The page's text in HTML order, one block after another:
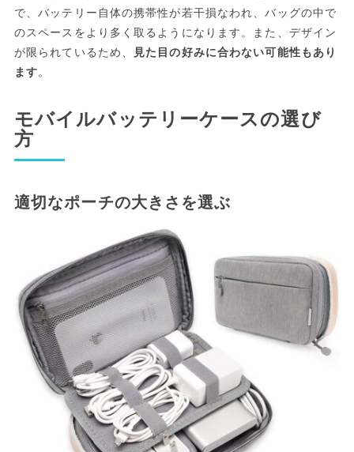
で、バッテリー自体の携帯性が若干損なわれ、バッグの中で
のスペースをより多く取るようになります。また、デザイン
が限られているため、
見た目の好みに合わない可能性もあり
ます。
モバイルバッテリーケースの選び
方
適切なポーチの大きさを選ぶ